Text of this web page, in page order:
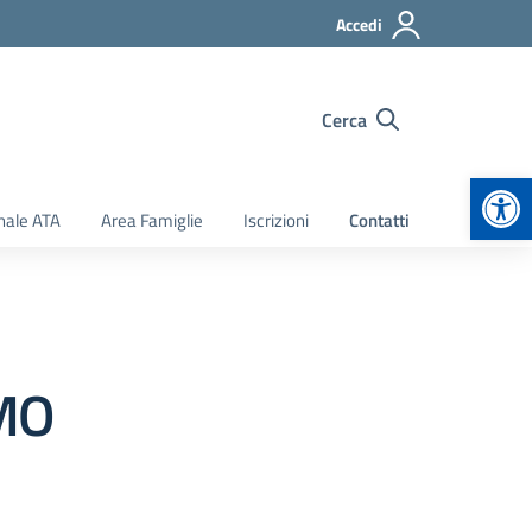
Accedi
Cerca
ATA Area Famiglie Iscrizioni Contatti